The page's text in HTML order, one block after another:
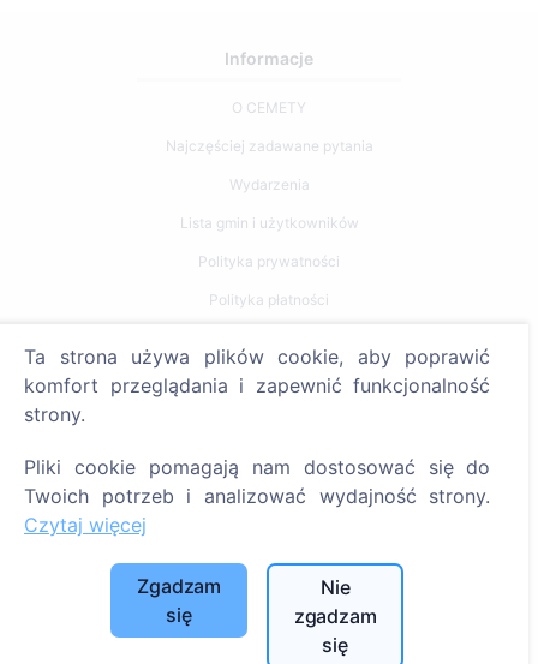
Informacje
O CEMETY
Najczęściej zadawane pytania
Wydarzenia
Lista gmin i użytkowników
Polityka prywatności
Polityka płatności
Szukaj
Szukaj cmentarzy
SIA "CEMETY", LV40103618951
Ta strona używa plików cookie, aby poprawić
komfort przeglądania i zapewnić funkcjonalność
strony.
Pliki cookie pomagają nam dostosować się do
Twoich potrzeb i analizować wydajność strony.
Czytaj więcej
Zgadzam
się
Nie
zgadzam
się